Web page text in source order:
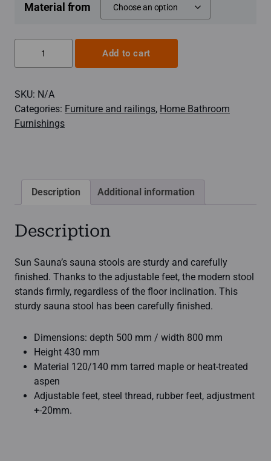
Material from
model
quantity
Add to cart
SKU: N/A
Categories: Furniture and railings, Home Bathroom
Furnishings
Description Additional information
Description
Sun Sauna’s sauna stools are sturdy and carefully
finished. Thanks to the adjustable feet, the modern stool
stands firmly, regardless of the floor inclination. This
sturdy sauna stool has been carefully finished.
Dimensions: depth 500 mm / width 800 mm
Height 430 mm
Material 120/140 mm tarred maple or heat-treated
aspen
Adjustable feet, steel thread, rubber feet, adjustment
+-20mm.